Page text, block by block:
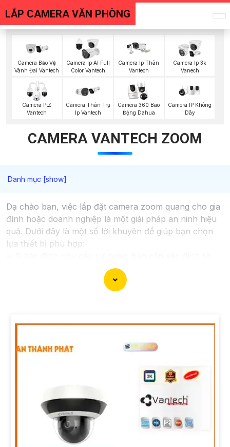
LẮP CAMERA VĂN PHÒNG
Camera Bảo Vệ
Vành Đai Vantech
Camera Ip AI Full
Color Vantech
Camera Ip Thân
Vantech
Camera Ip 3k
Vanech
Camera PtZ
Vantech
Camera Thân Trụ
Ip Vantech
Camera 360 Bao
Động Dahua
Camera IP Không
Dây
CAMERA VANTECH ZOOM
Dạ chào bạn, việc lắp đặt camera zoom quang cho gia
đình hoặc doanh nghiệp là một giải pháp an ninh hiệu
quả. Dưới đây là một số lời khuyên để giúp bạn chọn
lựa thiết bị phù hợp:
mục đích sử dụng camera, vùng cần quan sát để chọn
loại camera có khả năng zoom phù hợp.
Chọn chất lượng hình ảnh: Camera zoom
xoay, nghiêng (pan-tilt-zoom) để dễ dàng điều chỉnh
hướng quan sát từ xa.
Chọn hãng camera uy tín: Lựa chọn camera của
ổn hơn
chất lượng và
Tư vấn từ chuyên gia: Nếu cần, bạn có thể tìm
kiếm sự tư vấn từ các chuyên gia hoặc các đơn vị cung
cấp dịch vụ lắp đặt camera an ninh.
Thông tin và tư vấn trên đây có thể giúp bạn có cái